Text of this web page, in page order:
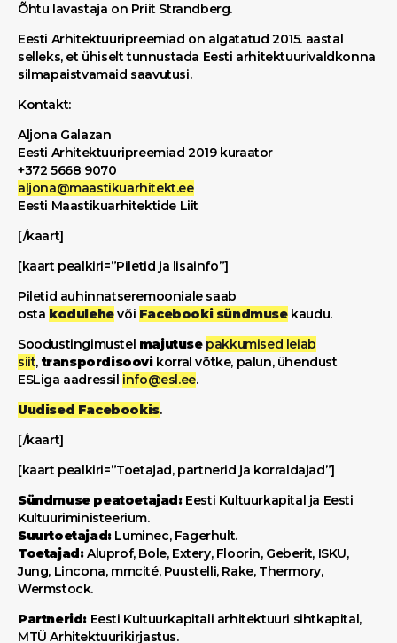
Õhtu lavastaja on Priit Strandberg.
Eesti Arhitektuuripreemiad on algatatud 2015. aastal
selleks, et ühiselt tunnustada Eesti arhitektuurivaldkonna
silmapaistvamaid saavutusi.
Kontakt:
Aljona Galazan
Eesti Arhitektuuripreemiad 2019 kuraator
+372 5668 9070
aljona@maastikuarhitekt.ee
Eesti Maastikuarhitektide Liit
[/kaart]
[kaart pealkiri=”Piletid ja lisainfo”]
Piletid auhinnatseremooniale saab
osta kodulehevõi Facebooki sündmusekaudu.
Soodustingimustel majutuse pakkumised leiab
siit, transpordisoovikorral võtke, palun, ühendust
ESLiga aadressil info@esl.ee.
Uudised Facebookis.
[/kaart]
[kaart pealkiri=”Toetajad, partnerid ja korraldajad”]
Sündmuse peatoetajad: Eesti Kultuurkapital ja Eesti
Kultuuriministeerium.
Suurtoetajad: Luminec, Fagerhult.
Toetajad:Aluprof, Bole, Extery, Floorin, Geberit, ISKU,
Jung, Lincona, mmcité, Puustelli, Rake, Thermory,
Wermstock.
Partnerid: Eesti Kultuurkapitali arhitektuuri sihtkapital,
MTÜ Arhitektuurikirjastus.